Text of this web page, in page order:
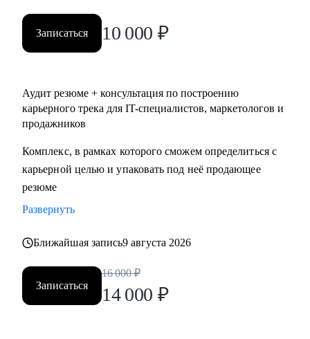
Записаться 10 000 ₽
Аудит резюме + консультация по построению
карьерного трека для IT-специалистов, маркетологов и
продажников
Комплекс, в рамках которого сможем определиться с
карьерной целью и упаковать под неё продающее
резюме
Развернуть
Ближайшая запись9 августа 2026
Записаться
16 000 ₽
14 000 ₽